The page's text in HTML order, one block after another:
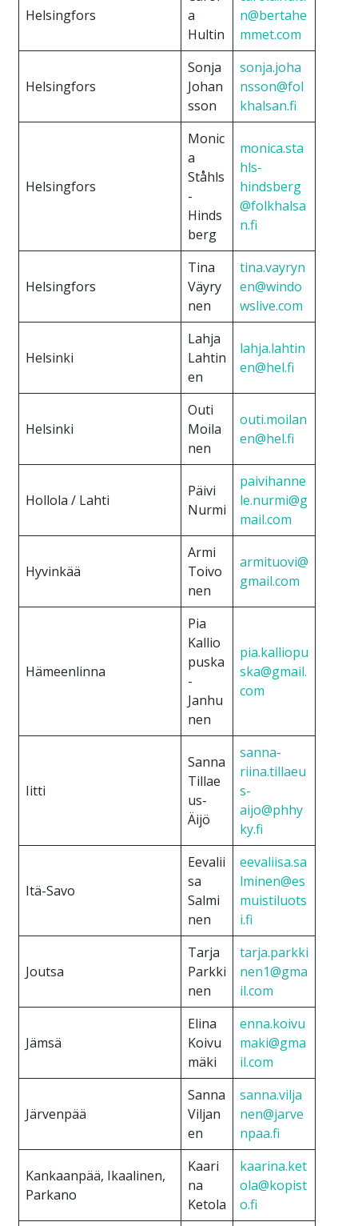
Helsingfors
a
Hultin
n@bertahe
mmet.com
Helsingfors
Sonja
Johan
sson
sonja.joha
nsson@fol
khalsan.fi
Helsingfors
Monic
a
Ståhls
-
Hinds
berg
monica.sta
hls-
hindsberg
@folkhalsa
n.fi
Helsingfors
Tina
Väyry
nen
tina.vayryn
en@windo
wslive.com
Helsinki
Lahja
Lahtin
en
lahja.lahtin
en@hel.fi
Helsinki
Outi
Moila
nen
outi.moilan
en@hel.fi
Hollola / Lahti
Päivi
Nurmi
paivihanne
le.nurmi@g
mail.com
Hyvinkää
Armi
Toivo
nen
armituovi@
gmail.com
Hämeenlinna
Pia
Kallio
puska
-
Janhu
nen
pia.kalliopu
ska@gmail.
com
Iitti
Sanna
Tillae
us-
Äijö
sanna-
riina.tillaeu
s-
aijo@phhy
ky.fi
Itä-Savo
Eevalii
sa
Salmi
nen
eevaliisa.sa
lminen@es
muistiluots
i.fi
Joutsa
Tarja
Parkki
nen
tarja.parkki
nen1@gma
il.com
Jämsä
Elina
Koivu
mäki
enna.koivu
maki@gma
il.com
Järvenpää
Sanna
Viljan
en
sanna.vilja
nen@jarve
npaa.fi
Kankaanpää, Ikaalinen,
Parkano
Kaari
na
Ketola
kaarina.ket
ola@kopist
o.fi